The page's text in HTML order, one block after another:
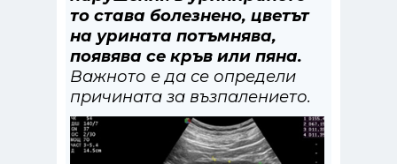
то става болезнено, цветът
на урината потъмнява,
появява се кръв или пяна.
Важното е да се определи
причината за възпалението.